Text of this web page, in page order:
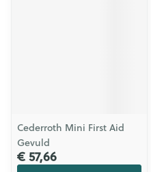
Cederroth Mini First Aid
Gevuld
€ 57,66